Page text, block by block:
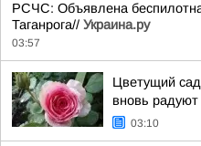
РСЧС: Объявлена
Таганрога// Украина.ру
03:57
Цветущий сад
вновь радуют
03:10